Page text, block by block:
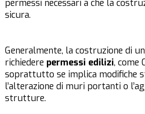
permessi necessari a che la
sicura.
Generalmente, la costruzione di
richiedere permessi edilizi, come
soprattutto se implica modifiche
l’alterazione di muri portanti o
strutture.